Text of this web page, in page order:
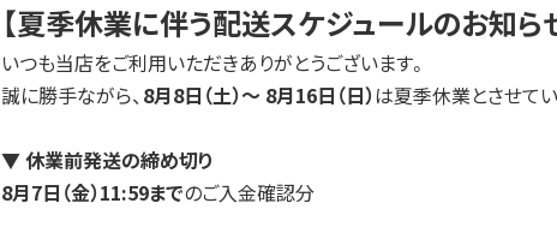
【夏季休業に伴う配送スケジュールのお知ら
いつも当店をご利用いただきありがとうございます。
誠に勝手ながら、 8月8日（土）～ 8月16日（日）は夏季休業とさせて
▼ 休業前発送の締め切り
8月7日（金）11:59までのご入金確認分